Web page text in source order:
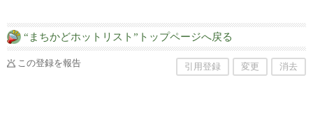
“まちかどホットリスト”トップページへ戻る
この登録を報告 引用登録 変更 消去